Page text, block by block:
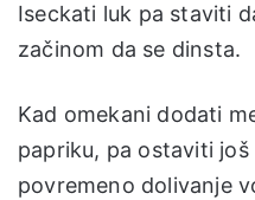
Iseckati luk pa staviti
začinom da se dinsta.
Kad omekani dodati
papriku, pa ostaviti još
povremeno dolivanje